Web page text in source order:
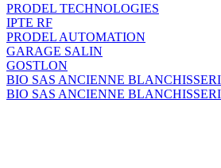
PRODEL TECHNOLOGIES
IPTE RF
PRODEL AUTOMATION
GARAGE SALIN
GOSTLON
BIO SAS ANCIENNE
BIO SAS ANCIENNE